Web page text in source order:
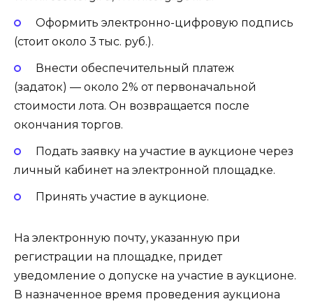
Оформить электронно-цифровую подпись
(стоит около 3 тыс. руб.).
Внести обеспечительный платеж
(задаток) — около 2% от первоначальной
стоимости лота. Он возвращается после
окончания торгов.
Подать заявку на участие в аукционе через
личный кабинет на электронной площадке.
Принять участие в аукционе.
На электронную почту, указанную при
регистрации на площадке, придет
уведомление о допуске на участие в аукционе.
В назначенное время проведения аукциона